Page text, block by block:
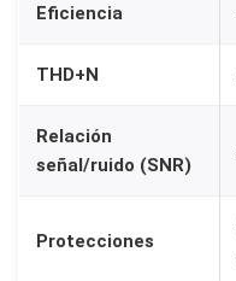
x
0
(
h
Eficiencia
THD+N
Relación
señal/ruido (SNR)
Protecciones